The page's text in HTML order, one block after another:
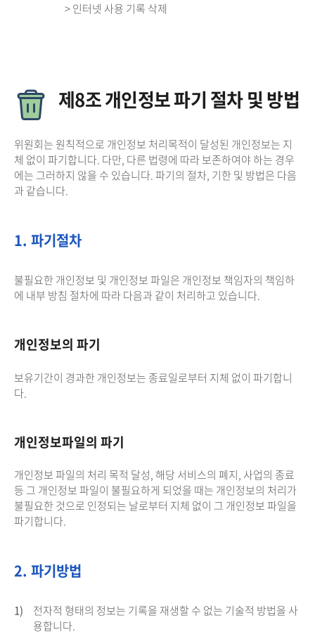
> 인터넷 사용 기록 삭제
제8조 개인정보 파기 절차 및 방법
위원회는 원칙적으로 개인정보 처리목적이 달성된 개인정보는 지
체 없이 파기합니다. 다만, 다른 법령에 따라 보존하여야 하는 경우
에는 그러하지 않을 수 있습니다. 파기의 절차, 기한 및 방법은 다음
과 같습니다.
1. 파기절차
불필요한 개인정보 및 개인정보 파일은 개인정보 책임자의 책임하
에 내부 방침 절차에 따라 다음과 같이 처리하고 있습니다.
개인정보의 파기
보유기간이 경과한 개인정보는 종료일로부터 지체 없이 파기합니
다.
개인정보파일의 파기
개인정보 파일의 처리 목적 달성, 해당 서비스의 폐지, 사업의 종료
등 그 개인정보 파일이 불필요하게 되었을 때는 개인정보의 처리가
불필요한 것으로 인정되는 날로부터 지체 없이 그 개인정보 파일을
파기합니다.
2. 파기방법
1)
전자적 형태의 정보는 기록을 재생할 수 없는 기술적 방법을 사
용합니다.